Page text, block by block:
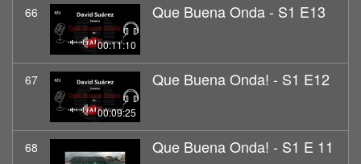
66
00:11:10
Que Buena Onda - S1 E13
67
00:09:25
Que Buena Onda! - S1 E12
68 Que Buena Onda! - S1 E 11